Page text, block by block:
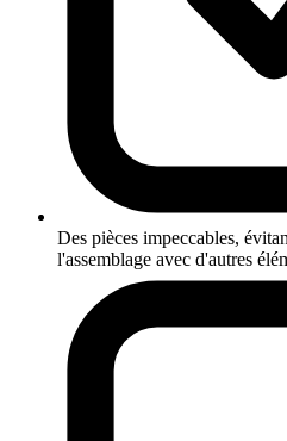
Des pièces impeccables,
l'assemblage avec d'autres